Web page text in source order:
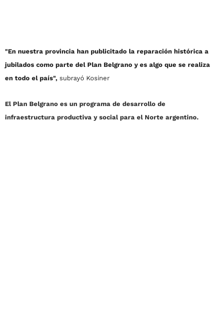
"En nuestra provincia han publicitado la reparación histórica a
jubilados como parte del Plan Belgrano y es algo que se realiza
en todo el país", subrayó Kosiner
El Plan Belgrano es un programa de desarrollo de
infraestructura productiva y social para el Norte argentino.